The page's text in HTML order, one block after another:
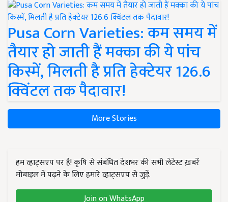
Pusa Corn Varieties: कम समय में
तैयार हो जाती हैं मक्का की ये पांच
किस्में, मिलती है प्रति हेक्टेयर 126.6
क्विंटल तक पैदावार!
More Stories
हम व्हाट्सएप पर हैं! कृषि से संबंधित देशभर की सभी लेटेस्ट ख़बरें
मोबाइल में पढ़ने के लिए हमारे व्हाट्सएप से जुड़ें.
Join on WhatsApp